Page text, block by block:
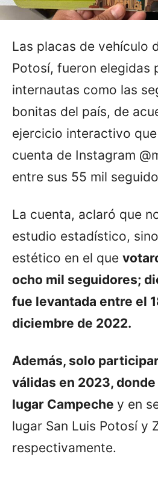
Las placas de vehículo
Potosí, fueron elegidas
internautas como las
bonitas del país, de
ejercicio interactivo
cuenta de Instagram
entre sus 55 mil
La cuenta, aclaró que
estudio estadístico,
estético en el que
ocho mil seguidores;
fue levantada entre el
diciembre de 2022.
Además, solo
válidas en 2023,
lugar Campeche y en
lugar San Luis Potosí y
respectivamente.